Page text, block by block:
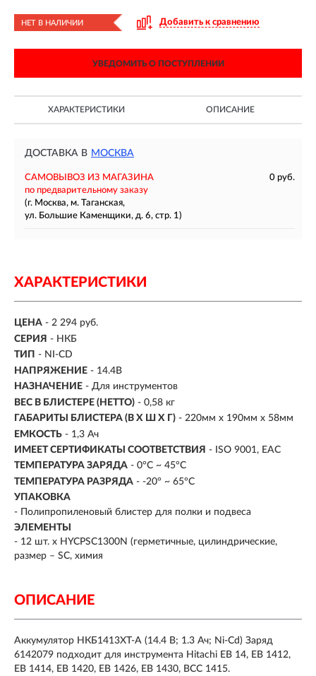
НЕТ В НАЛИЧИИ Добавить к сравнению
УВЕДОМИТЬ О ПОСТУПЛЕНИИ
ХАРАКТЕРИСТИКИ ОПИСАНИЕ
ДОСТАВКА В МОСКВА
САМОВЫВОЗ ИЗ МАГАЗИНА
0 руб.
по предварительному заказу
(г. Москва, м. Таганская,
ул. Большие Каменщики, д. 6, стр. 1)
ХАРАКТЕРИСТИКИ
ЦЕНА - 2 294 руб.
СЕРИЯ - НКБ
ТИП - NI-CD
НАПРЯЖЕНИЕ - 14.4В
НАЗНАЧЕНИЕ - Для инструментов
ВЕС В БЛИСТЕРЕ (НЕТТО) - 0,58 кг
ГАБАРИТЫ БЛИСТЕРА (В Х Ш Х Г) - 220мм х 190мм х 58мм
ЕМКОСТЬ - 1,3 Ач
ИМЕЕТ СЕРТИФИКАТЫ СООТВЕТСТВИЯ - ISO 9001, ЕАС
ТЕМПЕРАТУРА ЗАРЯДА - 0°C ~ 45°C
ТЕМПЕРАТУРА РАЗРЯДА - -20° ~ 65°C
УПАКОВКА
- Полипропиленовый блистер для полки и подвеса
ЭЛЕМЕНТЫ
- 12 шт. х HYCPSC1300N (герметичные, цилиндрические,
размер – SC, химия
ОПИСАНИЕ
Аккумулятор НКБ1413ХТ-A (14.4 В; 1.3 Ач; Ni-Cd) Заряд
6142079 подходит для инструмента Hitachi EB 14, EB 1412,
EB 1414, EB 1420, EB 1426, EB 1430, BCC 1415.